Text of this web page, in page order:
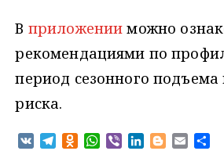
В приложении можно
рекомендациями по
период сезонного подъема
риска.
V
O
W
V
B